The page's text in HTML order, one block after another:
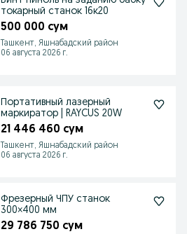
токарный станок 16к20
500 000 сум
Ташкент, Яшнабадский район
06 августа 2026 г.
Портативный лазерный
маркиратор | RAYCUS 20W
21 446 460 сум
Ташкент, Яшнабадский район
06 августа 2026 г.
Фрезерный ЧПУ станок
300×400 мм
29 786 750 сум